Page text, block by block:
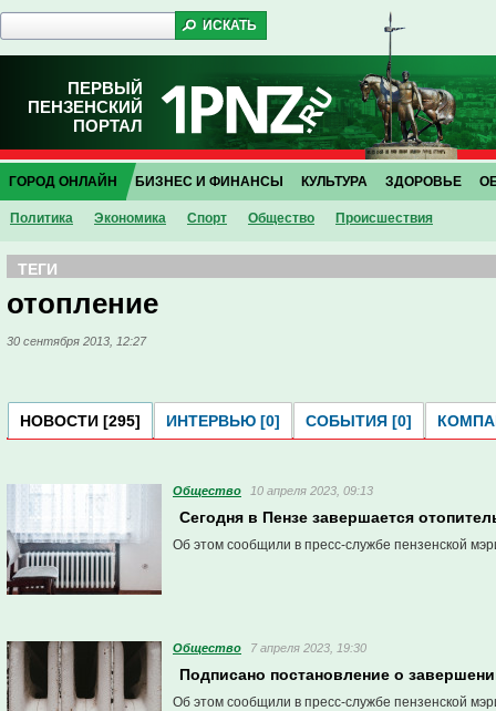
ПЕРВЫЙ
ПЕНЗЕНСКИЙ
ПОРТАЛ
ГОРОД ОНЛАЙН
Политика Экономика Спорт Общество Проиcшествия
БИЗНЕС И ФИНАНСЫ КУЛЬТУРА ЗДОРОВЬЕ
ТЕГИ
отопление
30 сентября 2013, 12:27
НОВОСТИ [295] ИНТЕРВЬЮ [0] СОБЫТИЯ [0]
Общество 10 апреля 2023, 09:13
Сегодня в Пензе завершается
Об этом сообщили в пресс-службе пензенской
Общество 7 апреля 2023, 19:30
Подписано постановление о
Об этом сообщили в пресс-службе пензенской